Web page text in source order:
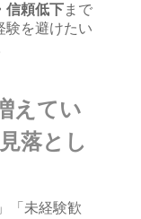
信頼低下まで
験を避けたい
えてい
落とし
「未経験歓